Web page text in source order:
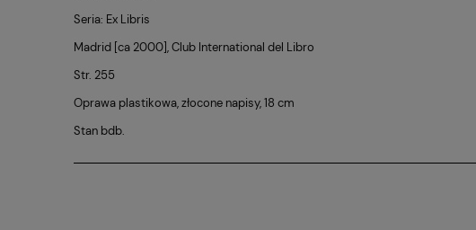
Seria: Ex Libris
Madrid [ca 2000], Club International del Libro
Str. 255
Oprawa plastikowa, złocone napisy, 18 cm
Stan bdb.